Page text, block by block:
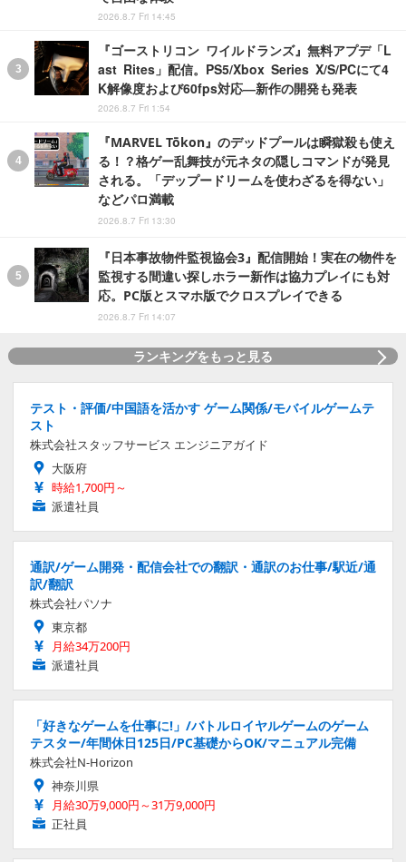
2026.8.7 Fri 14:45
『ゴーストリコン ワイルドランズ』無料アプデ「L
ast Rites」配信。PS5/Xbox Series X/S/PCにて4
K解像度および60fps対応―新作の開発も発表
2026.8.7 Fri 1:54
『MARVEL Tōkon』のデッドプールは瞬獄殺も使え
る！？格ゲー乱舞技が元ネタの隠しコマンドが発見
される。「デップードリームを使わざるを得ない」
などパロ満載
2026.8.7 Fri 13:30
『日本事故物件監視協会3』配信開始！実在の物件を
監視する間違い探しホラー新作は協力プレイにも対
応。PC版とスマホ版でクロスプレイできる
2026.8.7 Fri 14:07
ランキングをもっと見る
テスト・評価/中国語を活かす ゲーム関係/モバイルゲームテ
スト
株式会社スタッフサービス エンジニアガイド
大阪府
時給1,700円～
派遣社員
通訳/ゲーム開発・配信会社での翻訳・通訳のお仕事/駅近/通
訳/翻訳
株式会社パソナ
東京都
月給34万200円
派遣社員
「好きなゲームを仕事に!」/バトルロイヤルゲームのゲーム
テスター/年間休日125日/PC基礎からOK/マニュアル完備
株式会社N-Horizon
神奈川県
月給30万9,000円～31万9,000円
正社員